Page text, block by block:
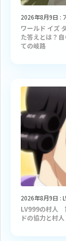
2026年8月9日 :
ワールド イズ
た答えとは？
ての岐路
2026年8月9日 :
LV999の村人
ドの協力と村